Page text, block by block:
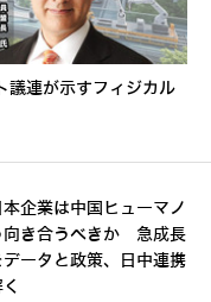
議連が示すフィジカル
本企業は中国ヒューマノ
向き合うべきか 急成長
ータと政策、日中連携